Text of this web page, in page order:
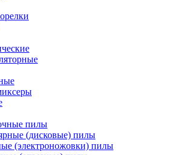
пилы
(дисковые) пилы
(электроножовки) пилы